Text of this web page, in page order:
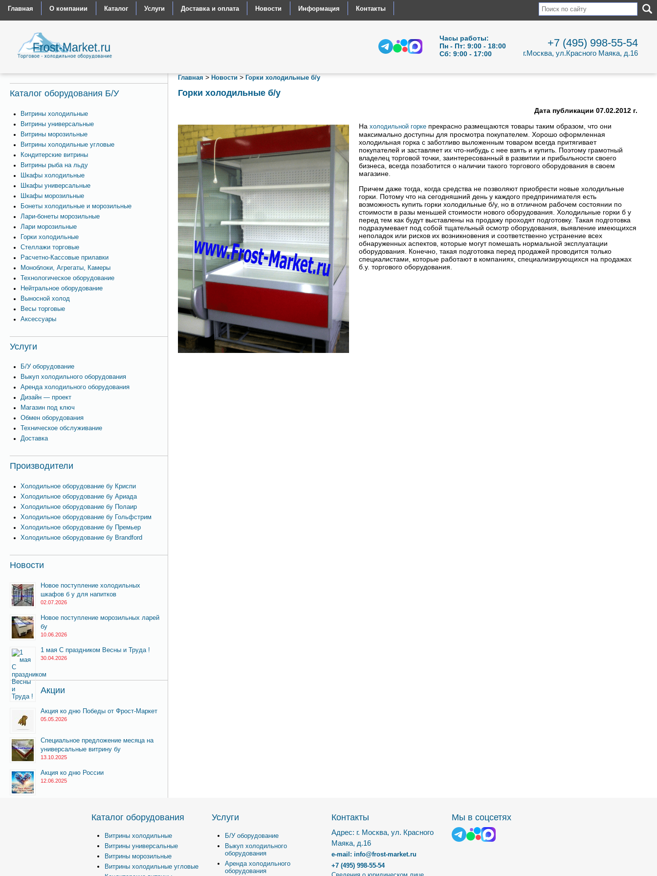
Главная О компании Каталог Услуги Доставка и оплата Новости Информация Контакты
Часы работы:
Пн - Пт: 9:00 - 18:00
Сб: 9:00 - 17:00
+7 (495) 998-55-54
г.Москва, ул.Красного Маяка, д.16
Каталог оборудования Б/У
Витрины холодильные
Витрины универсальные
Витрины морозильные
Витрины холодильные угловые
Кондитерские витрины
Витрины рыба на льду
Шкафы холодильные
Шкафы универсальные
Шкафы морозильные
Бонеты холодильные и морозильные
Лари-бонеты морозильные
Лари морозильные
Горки холодильные
Стеллажи торговые
Расчетно-Кассовые прилавки
Моноблоки, Агрегаты, Камеры
Технологическое оборудование
Нейтральное оборудование
Выносной холод
Весы торговые
Аксессуары
Услуги
Б/У оборудование
Выкуп холодильного оборудования
Аренда холодильного оборудования
Дизайн — проект
Магазин под ключ
Обмен оборудования
Техническое обслуживание
Доставка
Производители
Холодильное оборудование бу Криспи
Холодильное оборудование бу Ариада
Холодильное оборудование бу Полаир
Холодильное оборудование бу Гольфстрим
Холодильное оборудование бу Премьер
Холодильное оборудование бу Brandford
Новости
Новое поступление холодильных
шкафов б у для напитков
02.07.2026
Новое поступление морозильных ларей
бу
10.06.2026
1 мая С праздником Весны и Труда !
30.04.2026
Акции
Акция ко дню Победы от Фрост-Маркет
05.05.2026
Специальное предложение месяца на
универсальные витрину бу
13.10.2025
Акция ко дню России
12.06.2025
Главная>Новости>Горки холодильные б/у
Горки холодильные б/у
Дата публикации 07.02.2012 г.
На холодильной горкепрекрасно размещаются товары таким образом, что они
максимально доступны для просмотра покупателем. Хорошо оформленная
холодильная горка с заботливо выложенным товаром всегда притягивает
покупателей и заставляет их что-нибудь с нее взять и купить. Поэтому грамотный
владелец торговой точки, заинтересованный в развитии и прибыльности своего
бизнеса, всегда позаботится о наличии такого торгового оборудования в своем
магазине.
Причем даже тогда, когда средства не позволяют приобрести новые холодильные
горки. Потому что на сегодняшний день у каждого предпринимателя есть
возможность купить горки холодильные б/у, но в отличном рабочем состоянии по
стоимости в разы меньшей стоимости нового оборудования. Холодильные горки б у
перед тем как будут выставлены на продажу проходят подготовку. Такая подготовка
подразумевает под собой тщательный осмотр оборудования, выявление имеющихся
неполадок или рисков их возникновения и соответственно устранение всех
обнаруженных аспектов, которые могут помешать нормальной эксплуатации
оборудования. Конечно, такая подготовка перед продажей проводится только
специалистами, которые работают в компаниях, специализирующихся на продажах
б.у. торгового оборудования.
Каталог оборудования
Витрины холодильные
Витрины универсальные
Витрины морозильные
Витрины холодильные угловые
Услуги
Б/У оборудование
Выкуп холодильного
оборудования
Аренда холодильного
оборудования
Контакты
Адрес: г. Москва, ул. Красного
Маяка, д.16
e-mail: info@frost-market.ru
+7 (495) 998-55-54
Мы в соцсетях